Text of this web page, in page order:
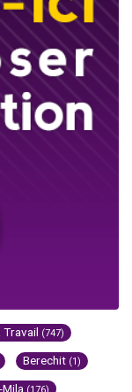
Travail (747)
Berechit (1)